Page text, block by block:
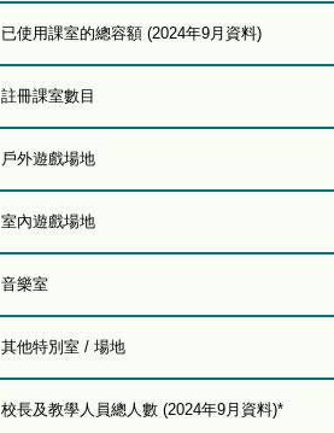
已使用課室的總容額 (2024年9月資料)
註冊課室數目
戶外遊戲場地
室內遊戲場地
音樂室
其他特別室 / 場地
校長及教學人員總人數 (2024年9月資料)*